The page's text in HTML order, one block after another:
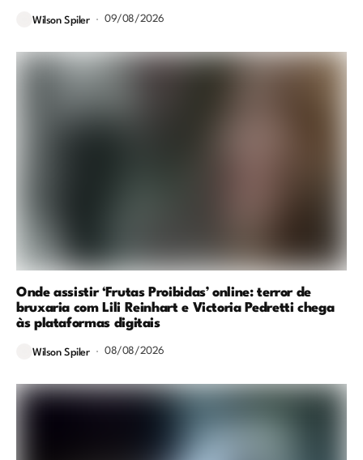
Wilson Spiler 09/08/2026
Onde assistir ‘Frutas Proibidas’ online: terror de
bruxaria com Lili Reinhart e Victoria Pedretti chega
às plataformas digitais
Wilson Spiler 08/08/2026